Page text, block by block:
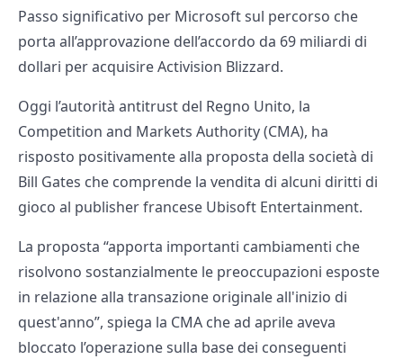
Passo significativo per Microsoft sul percorso che
porta all’approvazione dell’accordo da 69 miliardi di
dollari per acquisire Activision Blizzard.
Oggi l’autorità antitrust del Regno Unito, la
Competition and Markets Authority (CMA), ha
risposto positivamente alla proposta della società di
Bill Gates che comprende la vendita di alcuni diritti di
gioco al publisher francese Ubisoft Entertainment.
La proposta “apporta importanti cambiamenti che
risolvono sostanzialmente le preoccupazioni esposte
in relazione alla transazione originale all'inizio di
quest'anno”, spiega la CMA che ad aprile aveva
bloccato l’operazione sulla base dei conseguenti